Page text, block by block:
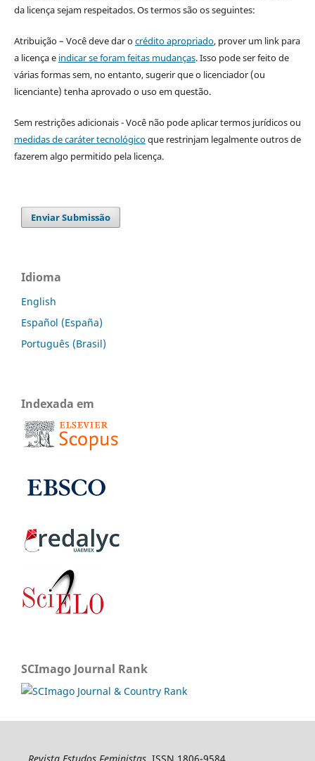
da licença sejam respeitados. Os termos são os seguintes:
Atribuição – Você deve dar ocrédito apropriado, prover um link para
a licença e indicar se foram feitas mudanças. Isso pode ser feito de
várias formas sem, no entanto, sugerir que o licenciador (ou
licenciante) tenha aprovado o uso em questão.
Sem restrições adicionais - Você não pode aplicar termos jurídicos ou
medidas de caráter tecnológicoque restrinjam legalmente outros de
fazerem algo permitido pela licença.
Enviar Submissão
Idioma
English
Español (España)
Português (Brasil)
Indexada em
SCImago Journal Rank